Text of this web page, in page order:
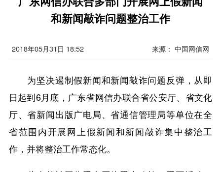
和新闻敲诈问题整治工作
2018年05月31日 18:52 来源： 中国网信网
为坚决遏制假新闻和新闻敲诈问题反弹，从即
日起到6月底，广东省网信办联合省公安厅、省文化
厅、省新闻出版广电局、省通信管理局等单位在全
省范围内开展网上假新闻和新闻敲诈集中整治工
作，并将整治工作常态化。